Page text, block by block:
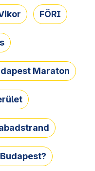
FÖRI
Maraton